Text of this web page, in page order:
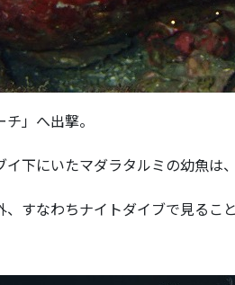
」へ出撃。
下にいたマダラタルミの幼魚は
すなわちナイトダイブで見ること